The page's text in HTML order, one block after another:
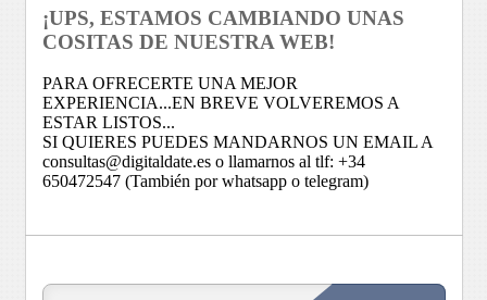
¡UPS, ESTAMOS CAMBIANDO UNAS
COSITAS DE NUESTRA WEB!
PARA OFRECERTE UNA MEJOR
EXPERIENCIA...EN BREVE VOLVEREMOS A
ESTAR LISTOS...
SI QUIERES PUEDES MANDARNOS UN EMAIL A
consultas@digitaldate.es o llamarnos al tlf: +34
650472547 (También por whatsapp o telegram)